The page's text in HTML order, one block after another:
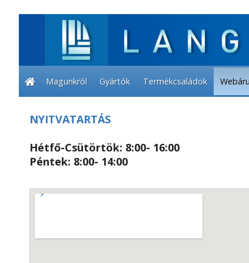
Magunkról Gyártók Termékcsaládok
NYITVATARTÁS
Hétfő-Csütörtök: 8:00- 16:00
Péntek: 8:00- 14:00